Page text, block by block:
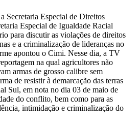
Secretaria Especial de Direitos
Especial de Igualdade Racial
para discutir as violações de direitos
e a criminalização de lideranças no
apontou o Cimi. Nesse dia, a TV
na qual agricultores não
armas de grosso calibre sem
de resistir à demarcação das terras
Sul, em nota no dia 03 de maio de
do conflito, bem como para as
intimidação e criminalização do